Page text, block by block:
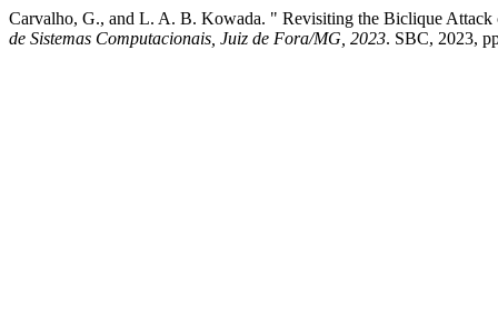
Carvalho, G., and L. A. B. Kowada. " Revisiting the Biclique
de Sistemas Computacionais, Juiz de Fora/MG, 2023. SBC, 2023,